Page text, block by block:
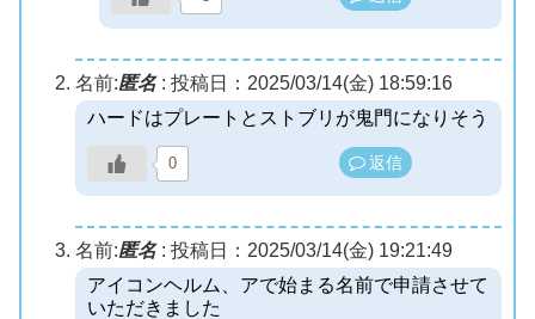
名前:匿名: 投稿日：2025/03/14(金) 18:59:16
ハードはプレートとストブリが鬼門になりそう
0 返信
名前:匿名: 投稿日：2025/03/14(金) 19:21:49
アイコンヘルム、アで始まる名前で申請させて
いただきました